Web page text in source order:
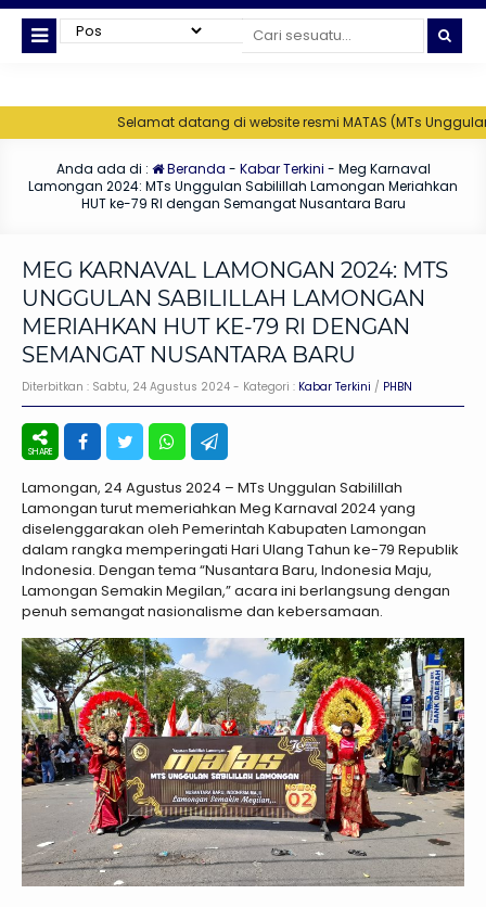
Selamat datang di website resmi MATAS (MTs Unggulan
Anda ada di : Beranda - Kabar Terkini - Meg Karnaval
Lamongan 2024: MTs Unggulan Sabilillah Lamongan Meriahkan
HUT ke-79 RI dengan Semangat Nusantara Baru
MEG KARNAVAL LAMONGAN 2024: MTS
UNGGULAN SABILILLAH LAMONGAN
MERIAHKAN HUT KE-79 RI DENGAN
SEMANGAT NUSANTARA BARU
Diterbitkan : Sabtu, 24 Agustus 2024 - Kategori : Kabar Terkini / PHBN
Lamongan, 24 Agustus 2024 – MTs Unggulan Sabilillah
Lamongan turut memeriahkan Meg Karnaval 2024 yang
diselenggarakan oleh Pemerintah Kabupaten Lamongan
dalam rangka memperingati Hari Ulang Tahun ke-79 Republik
Indonesia. Dengan tema “Nusantara Baru, Indonesia Maju,
Lamongan Semakin Megilan,” acara ini berlangsung dengan
penuh semangat nasionalisme dan kebersamaan.